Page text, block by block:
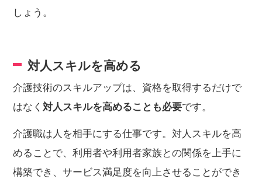
しょう。
対人スキルを高める
介護技術のスキルアップは、資格を取得するだけで
はなく対人スキルを高めることも必要です。
介護職は人を相手にする仕事です。対人スキルを高
めることで、利用者や利用者家族との関係を上手に
構築でき、サービス満足度を向上させることができ